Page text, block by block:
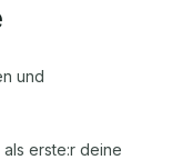
und
erste:r deine